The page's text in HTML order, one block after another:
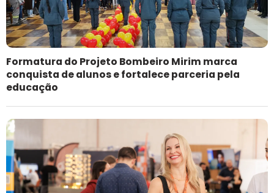
Formatura do Projeto Bombeiro Mirim marca
conquista de alunos e fortalece parceria pela
educação